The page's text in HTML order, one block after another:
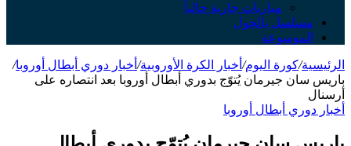
مباريات جارية حالياً
مسلسل بالجول
الموسوعة
الرئيسية/كورة اليوم/ أخبار الكرة الأوروبية/ أخبار دوري أبطال أوروبا/
باريس سان جيرمان يُتوّج بدوري أبطال أوروبا بعد انتصاره على
أرسنال
أخبار دوري أبطال أوروبا